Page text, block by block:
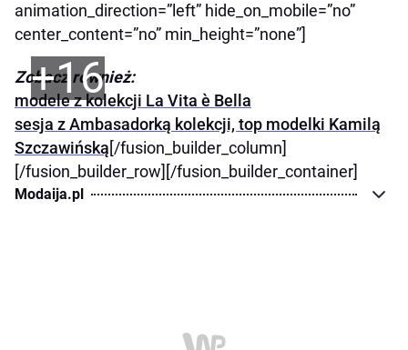
animation_direction=”left” hide_on_mobile=”no”
center_content=”no” min_height=”none”]
+16
Zobacz również:
modele z kolekcji La Vita è Bella
sesja z Ambasadorką kolekcji, top modelki Kamilą
Szczawińską[/fusion_builder_column]
[/fusion_builder_row][/fusion_builder_container]
Modaija.pl